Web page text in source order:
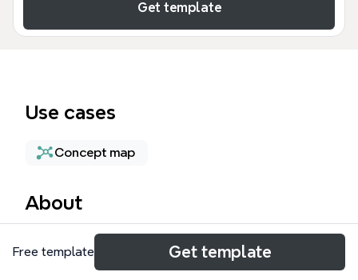
Get template
Use cases
Concept map
About
La plantilla 'la famillia' de Xmind es una guía
interactiva de 84 nodos diseñada para enseñar a
Free template Get template